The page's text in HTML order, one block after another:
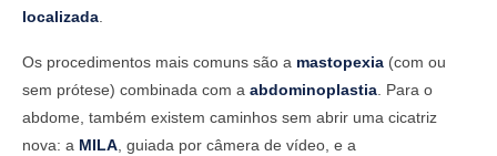
localizada.
Os procedimentos mais comuns são a mastopexia (com ou
sem prótese) combinada com a abdominoplastia. Para o
abdome, também existem caminhos sem abrir uma cicatriz
nova: a MILA, guiada por câmera de vídeo, e a